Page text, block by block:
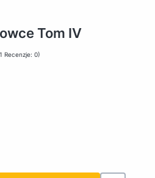
Tom IV
Recenzje: 0)